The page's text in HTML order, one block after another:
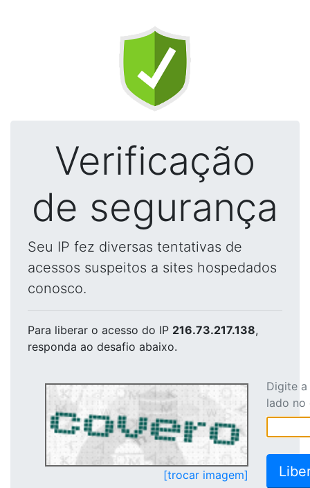
Verificação
de segurança
Seu IP fez diversas tentativas de
acessos suspeitos a sites hospedados
conosco.
Para liberar o acesso do IP 216.73.217.138,
responda ao desafio abaixo.
[trocar imagem]
Digite
lado no